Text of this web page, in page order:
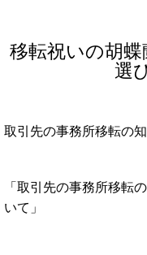
移転祝いの胡
選
取引先の事務所移転の
「取引先の事務所移転
いて」